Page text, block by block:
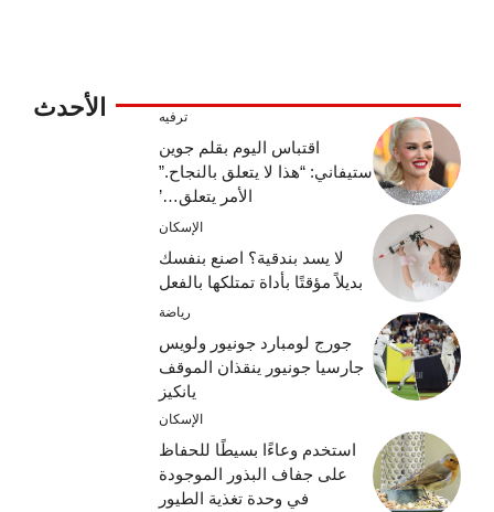
الأحدث ترفيه
اقتباس اليوم بقلم جوين
ستيفاني: “هذا لا يتعلق بالنجاح.”
الأمر يتعلق…’
الإسكان
لا يسد بندقية؟ اصنع بنفسك
بديلاً مؤقتًا بأداة تمتلكها بالفعل
رياضة
جورج لومبارد جونيور ولويس
جارسيا جونيور ينقذان الموقف
يانكيز
الإسكان
استخدم وعاءًا بسيطًا للحفاظ
على جفاف البذور الموجودة
في وحدة تغذية الطيور